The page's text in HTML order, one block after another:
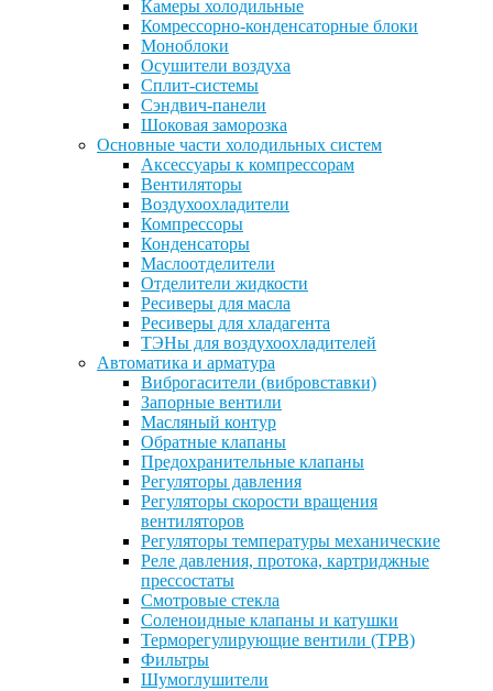
Камеры холодильные
Комрессорно-конденсаторные блоки
Моноблоки
Осушители воздуха
Сплит-системы
Сэндвич-панели
Шоковая заморозка
Основные части холодильных систем
Аксессуары к компрессорам
Вентиляторы
Воздухоохладители
Компрессоры
Конденсаторы
Маслоотделители
Отделители жидкости
Ресиверы для масла
Ресиверы для хладагента
ТЭНы для воздухоохладителей
Автоматика и арматура
Виброгасители (вибровставки)
Запорные вентили
Масляный контур
Обратные клапаны
Предохранительные клапаны
Регуляторы давления
Регуляторы скорости вращения
вентиляторов
Регуляторы температуры механические
Реле давления, протока, картриджные
прессостаты
Смотровые стекла
Соленоидные клапаны и катушки
Терморегулирующие вентили (ТРВ)
Фильтры
Шумоглушители